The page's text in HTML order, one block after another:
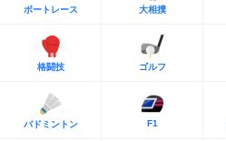
ボートレース 大相撲
格闘技 ゴルフ
バドミントン F1